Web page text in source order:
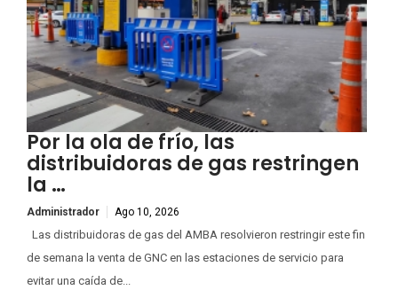
Por la ola de frío, las
distribuidoras de gas restringen
la …
Administrador Ago 10, 2026
Las distribuidoras de gas del AMBA resolvieron restringir este fin
de semana la venta de GNC en las estaciones de servicio para
evitar una caída de...